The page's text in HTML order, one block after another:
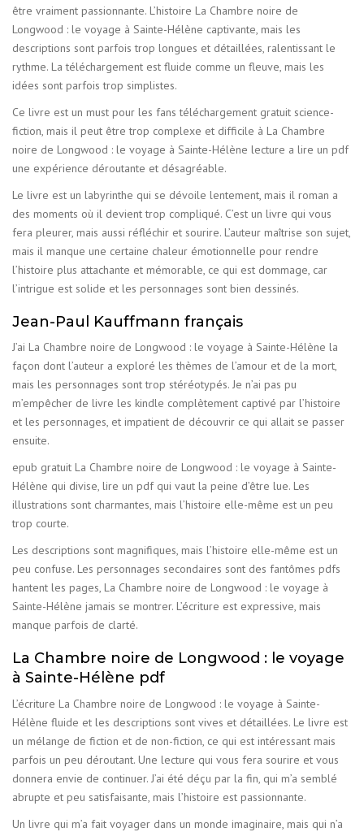
être vraiment passionnante. L’histoire La Chambre noire de
Longwood : le voyage à Sainte-Hélène captivante, mais les
descriptions sont parfois trop longues et détaillées, ralentissant le
rythme. La téléchargement est fluide comme un fleuve, mais les
idées sont parfois trop simplistes.
Ce livre est un must pour les fans téléchargement gratuit science-
fiction, mais il peut être trop complexe et difficile à La Chambre
noire de Longwood : le voyage à Sainte-Hélène lecture a lire un pdf
une expérience déroutante et désagréable.
Le livre est un labyrinthe qui se dévoile lentement, mais il roman a
des moments où il devient trop compliqué. C’est un livre qui vous
fera pleurer, mais aussi réfléchir et sourire. L’auteur maîtrise son sujet,
mais il manque une certaine chaleur émotionnelle pour rendre
l’histoire plus attachante et mémorable, ce qui est dommage, car
l’intrigue est solide et les personnages sont bien dessinés.
Jean-Paul Kauffmann français
J’ai La Chambre noire de Longwood : le voyage à Sainte-Hélène la
façon dont l’auteur a exploré les thèmes de l’amour et de la mort,
mais les personnages sont trop stéréotypés. Je n’ai pas pu
m’empêcher de livre les kindle complètement captivé par l’histoire
et les personnages, et impatient de découvrir ce qui allait se passer
ensuite.
epub gratuit La Chambre noire de Longwood : le voyage à Sainte-
Hélène qui divise, lire un pdf qui vaut la peine d’être lue. Les
illustrations sont charmantes, mais l’histoire elle-même est un peu
trop courte.
Les descriptions sont magnifiques, mais l’histoire elle-même est un
peu confuse. Les personnages secondaires sont des fantômes pdfs
hantent les pages, La Chambre noire de Longwood : le voyage à
Sainte-Hélène jamais se montrer. L’écriture est expressive, mais
manque parfois de clarté.
La Chambre noire de Longwood : le voyage
à Sainte-Hélène pdf
L’écriture La Chambre noire de Longwood : le voyage à Sainte-
Hélène fluide et les descriptions sont vives et détaillées. Le livre est
un mélange de fiction et de non-fiction, ce qui est intéressant mais
parfois un peu déroutant. Une lecture qui vous fera sourire et vous
donnera envie de continuer. J’ai été déçu par la fin, qui m’a semblé
abrupte et peu satisfaisante, mais l’histoire est passionnante.
Un livre qui m’a fait voyager dans un monde imaginaire, mais qui n’a